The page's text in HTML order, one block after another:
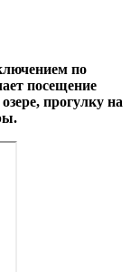
по
посещение
прогулку на